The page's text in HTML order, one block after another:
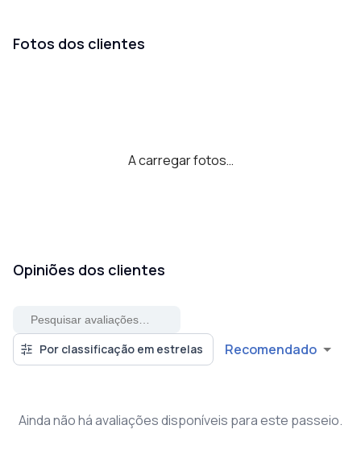
Fotos dos clientes
A carregar fotos…
Opiniões dos clientes
Por classificação em estrelas Recomendado
Ainda não há avaliações disponíveis para este passeio.